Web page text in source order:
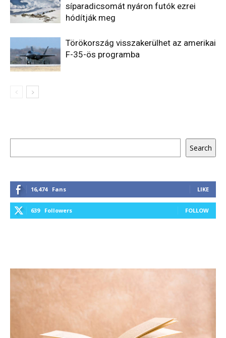
síparadicsomát nyáron futók ezrei
hódítják meg
Törökország visszakerülhet az amerikai
F-35-ös programba
Search
16,474 Fans LIKE
639 Followers FOLLOW